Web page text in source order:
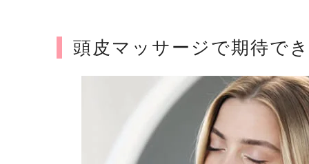
頭皮マッサージで期待で